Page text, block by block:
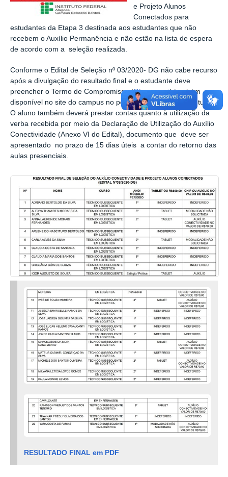
e Projeto Alunos
Conectados para
estudantes da Etapa 3 destinada aos estudantes que não
recebem o Auxílio Permanência e não estão na lista de espera
de acordo com a seleção realizada.
Conforme o Edital de Seleção nº 03/2020- DG não cabe recurso
após a divulgação do resultado final e o estudante deve
preencher o Termo de Compromisso (Clique aqui) também
disponível no site do campus no período de 23 a 28 de outubro.
O aluno também deverá prestar contas quanto à utilização da
verba recebida por meio da Declaração de Utilização do Auxílio
Conectividade (Anexo VI do Edital), documento que deve ser
apresentado no prazo de 15 dias úteis a contar do retorno das
aulas presenciais.
RESULTADO FINAL em PDF